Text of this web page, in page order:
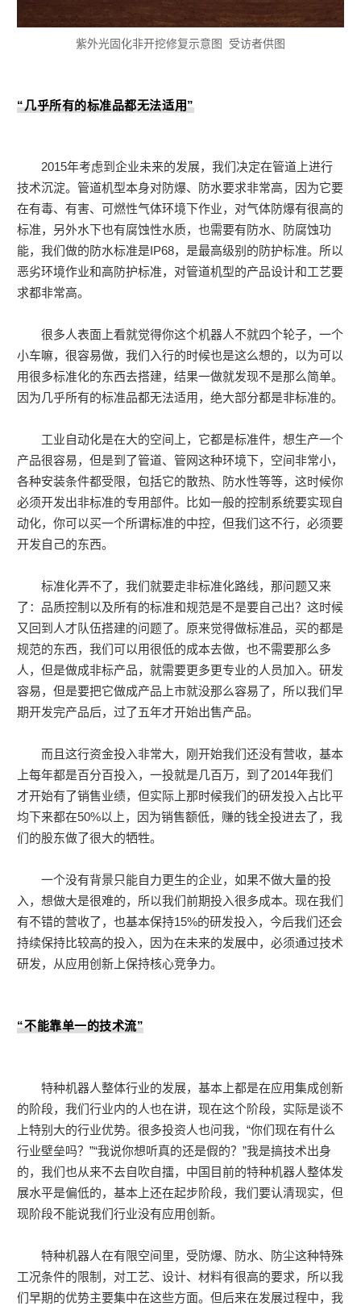
紫外光固化非开挖修复示意图 受访者供图
“几乎所有的标准品都无法适用”
2015年考虑到企业未来的发展，我们决定在管道上进行
技术沉淀。管道机型本身对防爆、防水要求非常高，因为它要
在有毒、有害、可燃性气体环境下作业，对气体防爆有很高的
标准，另外水下也有腐蚀性水质，也需要有防水、防腐蚀功
能，我们做的防水标准是IP68，是最高级别的防护标准。所以
恶劣环境作业和高防护标准，对管道机型的产品设计和工艺要
求都非常高。
很多人表面上看就觉得你这个机器人不就四个轮子，一个
小车嘛，很容易做，我们入行的时候也是这么想的，以为可以
用很多标准化的东西去搭建，结果一做就发现不是那么简单。
因为几乎所有的标准品都无法适用，绝大部分都是非标准的。
工业自动化是在大的空间上，它都是标准件，想生产一个
产品很容易，但是到了管道、管网这种环境下，空间非常小，
各种安装条件都受限，包括它的散热、防水性等等，这时候你
必须开发出非标准的专用部件。比如一般的控制系统要实现自
动化，你可以买一个所谓标准的中控，但我们这不行，必须要
开发自己的东西。
标准化弄不了，我们就要走非标准化路线，那问题又来
了：品质控制以及所有的标准和规范是不是要自己出？这时候
又回到人才队伍搭建的问题了。原来觉得做标准品，买的都是
规范的东西，我们可以用很低的成本去做，也不需要那么多
人，但是做成非标产品，就需要更多更专业的人员加入。研发
容易，但是要把它做成产品上市就没那么容易了，所以我们早
期开发完产品后，过了五年才开始出售产品。
而且这行资金投入非常大，刚开始我们还没有营收，基本
上每年都是百分百投入，一投就是几百万，到了2014年我们
才开始有了销售业绩，但实际上那时候我们的研发投入占比平
均下来都在50%以上，因为销售额低，赚的钱全投进去了，我
们的股东做了很大的牺牲。
一个没有背景只能自力更生的企业，如果不做大量的投
入，想做大是很难的，所以我们前期投入很多成本。现在我们
有不错的营收了，也基本保持15%的研发投入，今后我们还会
持续保持比较高的投入，因为在未来的发展中，必须通过技术
研发，从应用创新上保持核心竞争力。
“不能靠单一的技术流”
特种机器人整体行业的发展，基本上都是在应用集成创新
的阶段，我们行业内的人也在讲，现在这个阶段，实际是谈不
上特别大的行业优势。很多投资人也问我，“你们现在有什么
行业壁垒吗？”“我说你想听真的还是假的？”我是搞技术出身
的，我们也从来不去自吹自擂，中国目前的特种机器人整体发
展水平是偏低的，基本上还在起步阶段，我们要认清现实，但
现阶段不能说我们行业没有应用创新。
特种机器人在有限空间里，受防爆、防水、防尘这种特殊
工况条件的限制，对工艺、设计、材料有很高的要求，所以我
们早期的优势主要集中在这些方面。但后来在发展过程中，我